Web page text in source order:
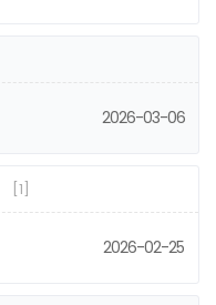
2026-03-06
[1]
2026-02-25